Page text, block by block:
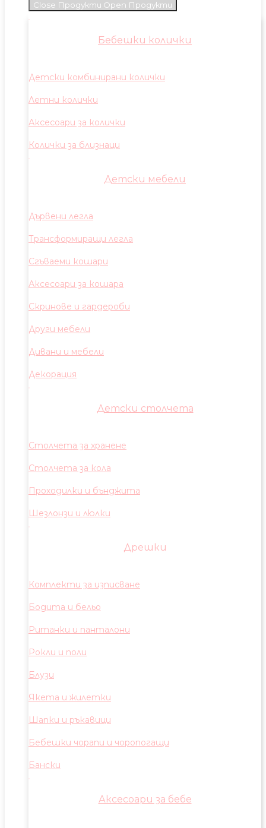
Close Продукти Open Продукти
Бебешки колички
Детски комбинирани колички
Летни колички
Аксесоари за колички
Колички за близнаци
Детски мебели
Дървени легла
Трансформиращи легла
Сгъваеми кошари
Аксесоари за кошара
Скринове и гардероби
Други мебели
Дивани и мебели
Декорация
Детски столчета
Столчета за хранене
Столчета за кола
Проходилки и бънджита
Шезлонзи и люлки
Дрешки
Комплекти за изписване
Бодита и бельо
Ританки и панталони
Рокли и поли
Блузи
Якета и жилетки
Шапки и ръкавици
Бебешки чорапи и чоропогащи
Бански
Аксесоари за бебе